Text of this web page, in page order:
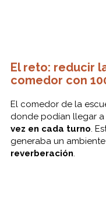
El reto: reducir
comedor con
El comedor de la
donde podían llegar
vez en cada turno.
generaba un
reverberación.